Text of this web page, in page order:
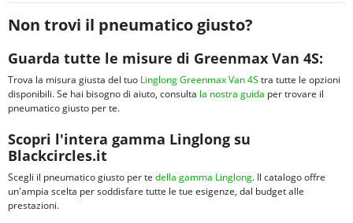
Non trovi il pneumatico giusto?
Guarda tutte le misure di Greenmax Van 4S:
Trova la misura giusta del tuo Linglong Greenmax Van 4S tra tutte le opzioni
disponibili. Se hai bisogno di aiuto, consulta la nostra guida per trovare il
pneumatico giusto per te.
Scopri l'intera gamma Linglong su
Blackcircles.it
Scegli il pneumatico giusto per te della gamma Linglong. Il catalogo offre
un'ampia scelta per soddisfare tutte le tue esigenze, dal budget alle
prestazioni.